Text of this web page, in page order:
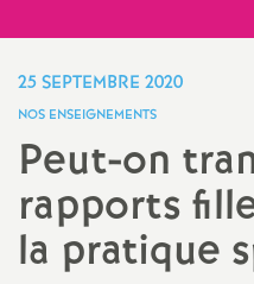
25 SEPTEMBRE 2020
NOS ENSEIGNEMENTS
Peut-on
rapports
la pratique